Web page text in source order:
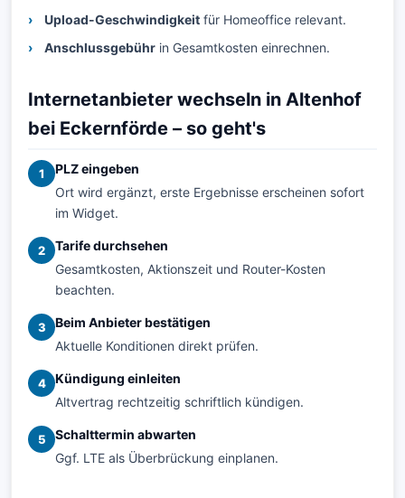
Upload-Geschwindigkeit für Homeoffice relevant.
Anschlussgebühr in Gesamtkosten einrechnen.
Internetanbieter wechseln in Altenhof
bei Eckernförde – so geht's
1
PLZ eingeben
Ort wird ergänzt, erste Ergebnisse erscheinen sofort
im Widget.
2
Tarife durchsehen
Gesamtkosten, Aktionszeit und Router-Kosten
beachten.
3
Beim Anbieter bestätigen
Aktuelle Konditionen direkt prüfen.
4
Kündigung einleiten
Altvertrag rechtzeitig schriftlich kündigen.
5
Schalttermin abwarten
Ggf. LTE als Überbrückung einplanen.